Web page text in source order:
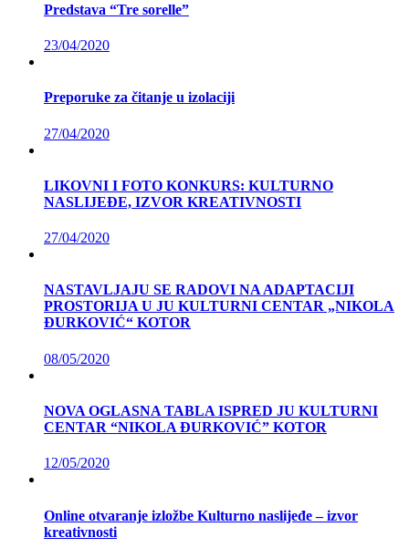
Predstava “Tre sorelle”
23/04/2020
Preporuke za čitanje u izolaciji
27/04/2020
LIKOVNI I FOTO KONKURS: KULTURNO
NASLIJEĐE, IZVOR KREATIVNOSTI
27/04/2020
NASTAVLJAJU SE RADOVI NA ADAPTACIJI
PROSTORIJA U JU KULTURNI CENTAR „NIKOLA
ĐURKOVIĆ“ KOTOR
08/05/2020
NOVA OGLASNA TABLA ISPRED JU KULTURNI
CENTAR “NIKOLA ĐURKOVIĆ” KOTOR
12/05/2020
Online otvaranje izložbe Kulturno naslijeđe – izvor
kreativnosti